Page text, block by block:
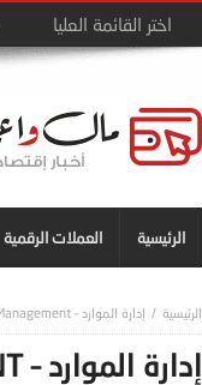
الرئيسية العملات الرقمية
إدارة الموارد – Resource Management
إدارة الموارد – RESOURCE MANAGEMENT